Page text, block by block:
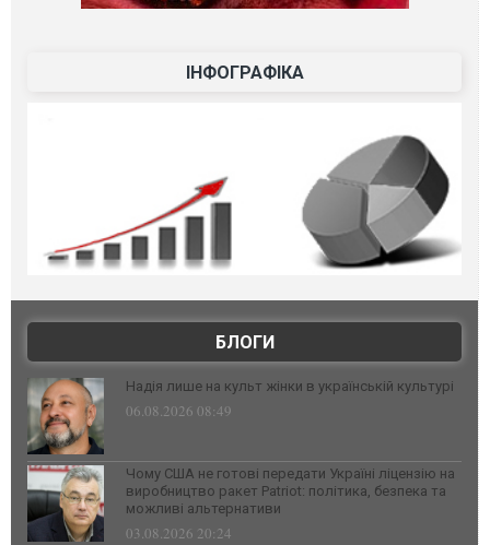
ІНФОГРАФІКА
БЛОГИ
Надія лише на культ жінки в українській культурі
06.08.2026 08:49
Чому США не готові передати Україні ліцензію на
виробництво ракет Patriot: політика, безпека та
можливі альтернативи
03.08.2026 20:24